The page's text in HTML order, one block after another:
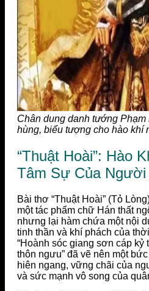
Chân dung danh tướng
hùng, biểu tượng cho hào khí
“Thuật Hoài”: Hào
Tâm Sự Của Người
Bài thơ “Thuật Hoài” (Tỏ
một tác phẩm chữ Hán thất
nhưng lại hàm chứa một nội
tinh thần và khí phách của
“Hoành sóc giang sơn cáp kỷ
thôn ngưu” đã vẽ nên một
hiên ngang, vững chãi của
và sức mạnh vô song của